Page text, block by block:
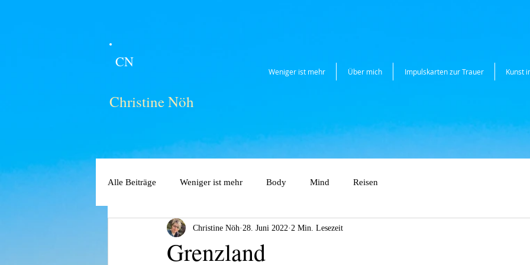
Weniger ist mehr Über mich Impulskarten zur Trauer Kunst
CN
Christine Nöh
Alle Beiträge Weniger ist mehr Body Mind Reisen
Grenzland
Christine Nöh 28. Juni 2022 2 Min. Lesezeit